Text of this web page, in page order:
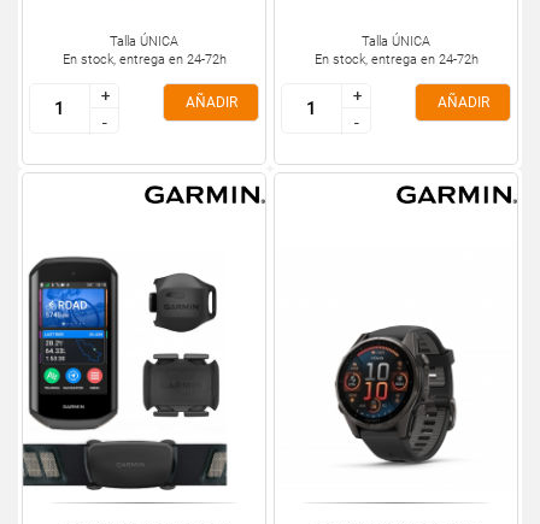
Talla ÚNICA
En stock, entrega en 24-72h
+
-
+
-
AÑADIR
Talla ÚNICA
En stock, entrega en 24-72h
+
-
+
-
AÑADIR